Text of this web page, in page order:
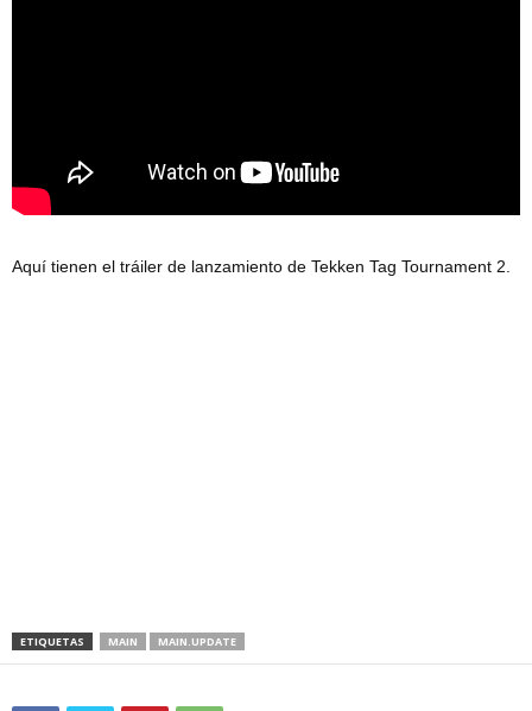
Aquí tienen el tráiler de lanzamiento de Tekken Tag Tournament 2.
ETIQUETAS MAIN MAIN.UPDATE